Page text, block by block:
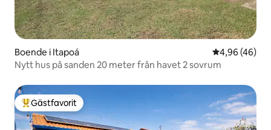
Boende i Itapoá 4,96 av 5 i
4,96 (46)
Nytt hus på sanden 20 meter från havet 2 sovrum
Populär gästfavorit
Gästfavorit